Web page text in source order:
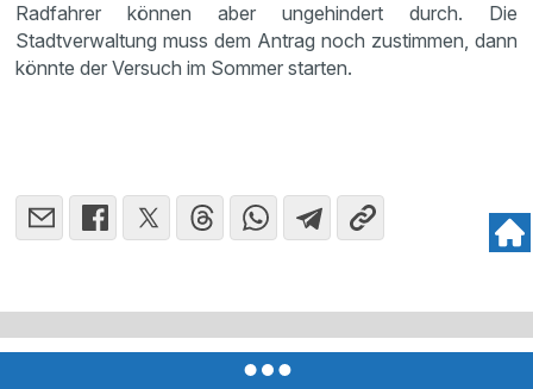
Radfahrer können aber ungehindert durch. Die
Stadtverwaltung muss dem Antrag noch zustimmen, dann
könnte der Versuch im Sommer starten.